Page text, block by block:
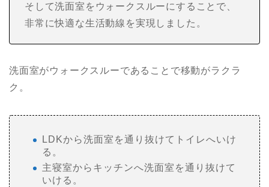
そして洗面室をウォークスルーにすることで、
非常に快適な生活動線を実現しました。
洗面室がウォークスルーであることで移動がラクラ
ク。
LDKから洗面室を通り抜けてトイレへいけ
る。
主寝室からキッチンへ洗面室を通り抜けて
いける。